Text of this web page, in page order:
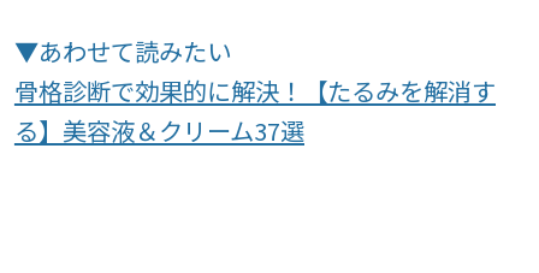
▼あわせて読みたい
骨格診断で効果的に解決！【たるみを解消す
る】美容液＆クリーム37選